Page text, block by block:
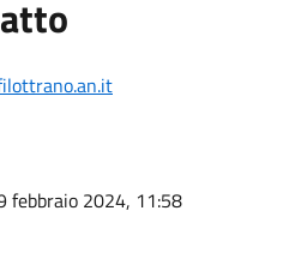
febbraio 2024, 11:58